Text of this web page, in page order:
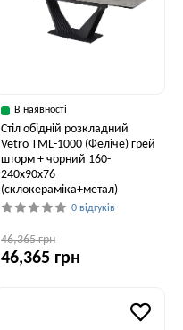
В наявності
Стіл обідній розкладний
Vetro ТМL-1000 (Феліче) грей
шторм + чорний 160-
240x90x76
(склокераміка+метал)
0 відгуків
46,365 грн
46,365 грн